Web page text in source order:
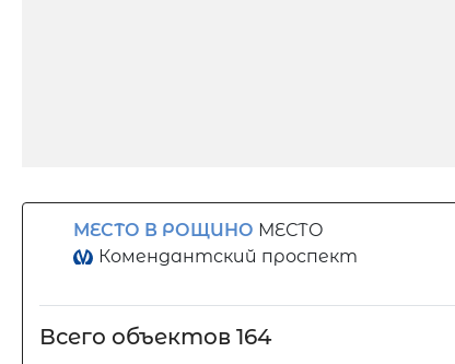
МЕСТО В РОЩИНО МЕСТО
Комендантский проспект
Всего объектов 164